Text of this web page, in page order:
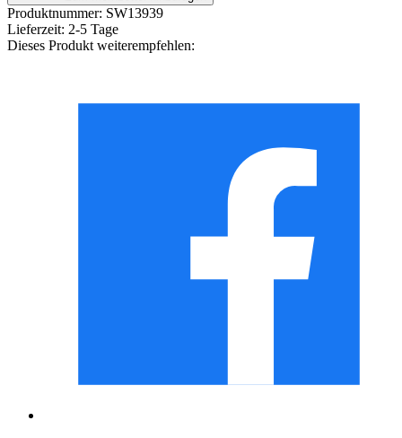
Produktnummer: SW13939
Lieferzeit: 2-5 Tage
Dieses Produkt weiterempfehlen: